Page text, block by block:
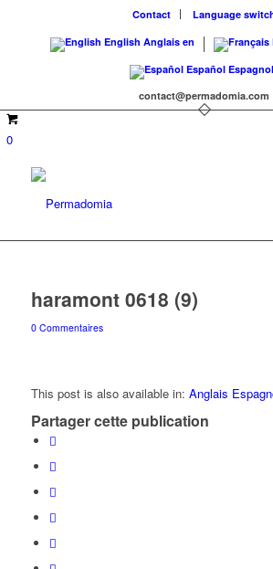
Contact
Language
English Anglais en
Español Espagnol
contact@permadomia.com
0
haramont 0618 (9)
0 Commentaires
This post is also available in: Anglais
Partager cette publication